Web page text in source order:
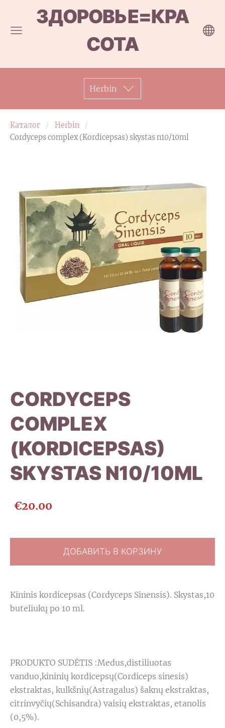
ЗДОРОВЬЕ=КРА
СОТА
Herbin
Каталог
Herbin
Cordyceps complex (Kordicepsas) skystas n10/10ml
CORDYCEPS
COMPLEX
(KORDICEPSAS)
SKYSTAS N10/10ML
€20.00
ДОБАВИТЬ В КОРЗИНУ
Kininis kordicepsas (Cordyceps Sinensis). Skystas,10
buteliukų po 10 ml.
PRODUKTO SUDĖTIS :Medus,distiliuotas
vanduo,kininių kordicepsų(Cordiceps sinesis)
ekstraktas, kulkšnių(Astragalus) šaknų ekstraktas,
citrinvyčių(Schisandra) vaisių ekstraktas, etanolis
(0,5%).